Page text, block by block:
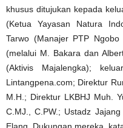
khusus ditujukan kepada
(Ketua Yayasan Natura
Tarwo (Manajer PTP
(melalui M. Bakara dan
(Aktivis Majalengka);
Lintangpena.com; Direktur
M.H.; Direktur LKBHJ Muh.
C.MJ., C.PW.; Ustadz
Elang. Dukungan mereka,